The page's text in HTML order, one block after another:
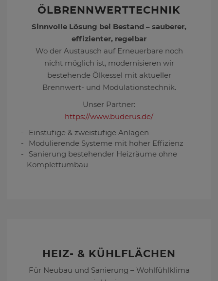
ÖLBRENNWERTTECHNIK
Sinnvolle Lösung bei Bestand – sauberer,
effizienter, regelbar
Wo der Austausch auf Erneuerbare noch
nicht möglich ist, modernisieren wir
bestehende Ölkessel mit aktueller
Brennwert- und Modulationstechnik.
Unser Partner:
https://www.buderus.de/
Einstufige & zweistufige Anlagen
Modulierende Systeme mit hoher Effizienz
Sanierung bestehender Heizräume ohne
Komplettumbau
HEIZ- & KÜHLFLÄCHEN
Für Neubau und Sanierung – Wohlfühlklima